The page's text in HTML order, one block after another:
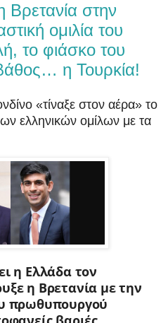
στην
ομιλία του
το φιάσκο του
η Τουρκία!
«τίναξε στον αέρα» το
ελληνικών ομίλων με τα
η Ελλάδα τον
η Βρετανία με την
πρωθυπουργού